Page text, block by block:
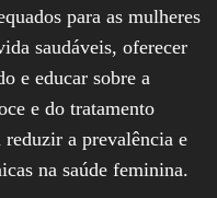
para as mulheres
saudáveis, oferecer
e educar sobre a
e do tratamento
reduzir a prevalência e
na saúde feminina.